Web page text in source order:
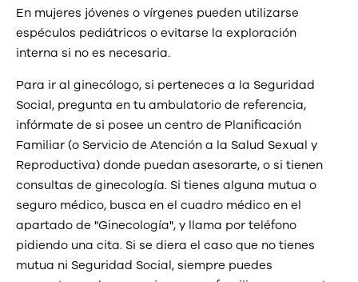
En mujeres jóvenes o vírgenes pueden utilizarse
espéculos pediátricos o evitarse la exploración
interna si no es necesaria.
Para ir al ginecólogo, si perteneces a la Seguridad
Social, pregunta en tu ambulatorio de referencia,
infórmate de si posee un centro de Planificación
Familiar (o Servicio de Atención a la Salud Sexual y
Reproductiva) donde puedan asesorarte, o si tienen
consultas de ginecología. Si tienes alguna mutua o
seguro médico, busca en el cuadro médico en el
apartado de "Ginecología", y llama por teléfono
pidiendo una cita. Si se diera el caso que no tienes
mutua ni Seguridad Social, siempre puedes